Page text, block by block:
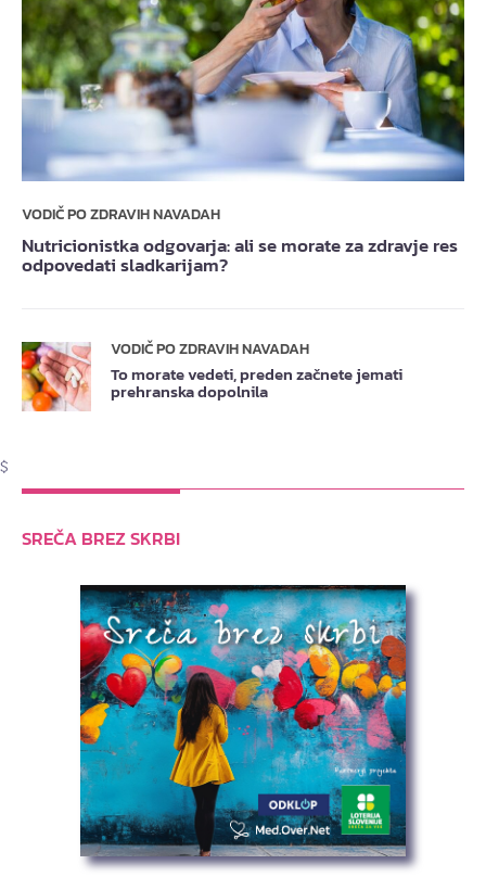
VODIČ PO ZDRAVIH NAVADAH
Nutricionistka odgovarja: ali se morate za zdravje res
odpovedati sladkarijam?
VODIČ PO ZDRAVIH NAVADAH
To morate vedeti, preden začnete jemati
prehranska dopolnila
$
SREČA BREZ SKRBI